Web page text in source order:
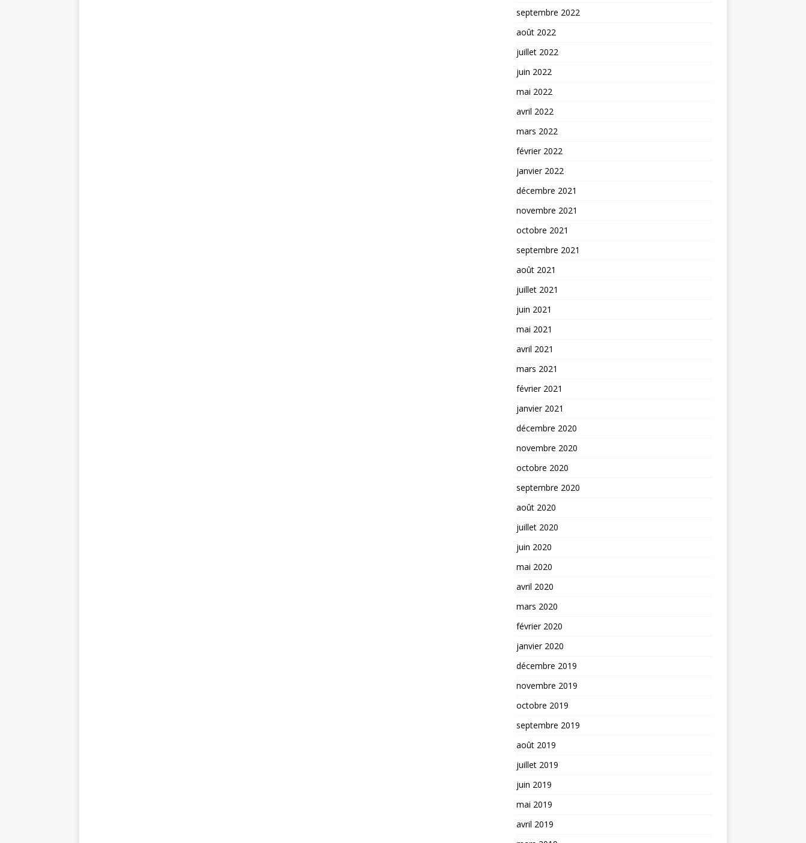
septembre 2022
août 2022
juillet 2022
juin 2022
mai 2022
avril 2022
mars 2022
février 2022
janvier 2022
décembre 2021
novembre 2021
octobre 2021
septembre 2021
août 2021
juillet 2021
juin 2021
mai 2021
avril 2021
mars 2021
février 2021
janvier 2021
décembre 2020
novembre 2020
octobre 2020
septembre 2020
août 2020
juillet 2020
juin 2020
mai 2020
avril 2020
mars 2020
février 2020
janvier 2020
décembre 2019
novembre 2019
octobre 2019
septembre 2019
août 2019
juillet 2019
juin 2019
mai 2019
avril 2019